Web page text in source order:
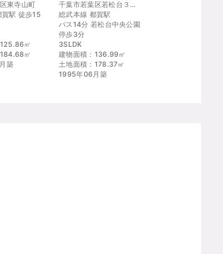
東寺山町
駅 徒歩15
㎡
㎡
築
千葉市若葉区若松台３丁目
総武本線 都賀駅
バス14分 若松台中央公園
停歩3分
3SLDK
建物面積：136.99㎡
土地面積：178.37㎡
1995年06月築